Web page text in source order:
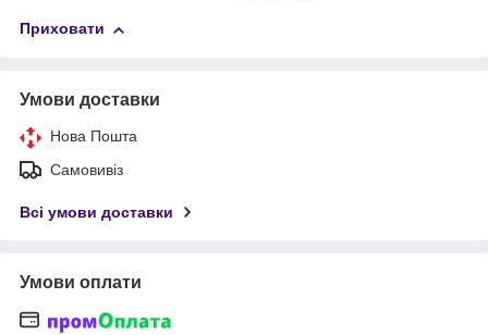
Приховати
Умови доставки
Нова Пошта
Самовивіз
Всі умови доставки
Умови оплати